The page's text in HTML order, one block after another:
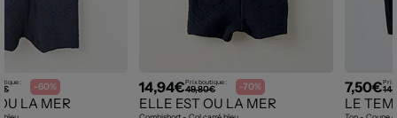
: -60%
LA MER
14,94€Prix boutique :
49,80€ -70%
ELLE EST OU LA MER
7,50€Prix
LE